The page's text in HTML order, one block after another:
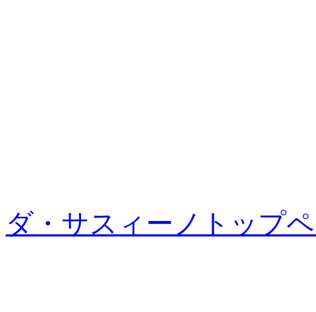
ダ・サスィーノトップ